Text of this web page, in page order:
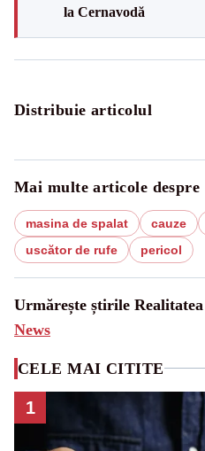
la Cernavodă
Distribuie articolul
Mai multe articole despre
masina de spalat cauze
uscător de rufe
pericol
Urmărește știrile
News
CELE MAI CITITE
1